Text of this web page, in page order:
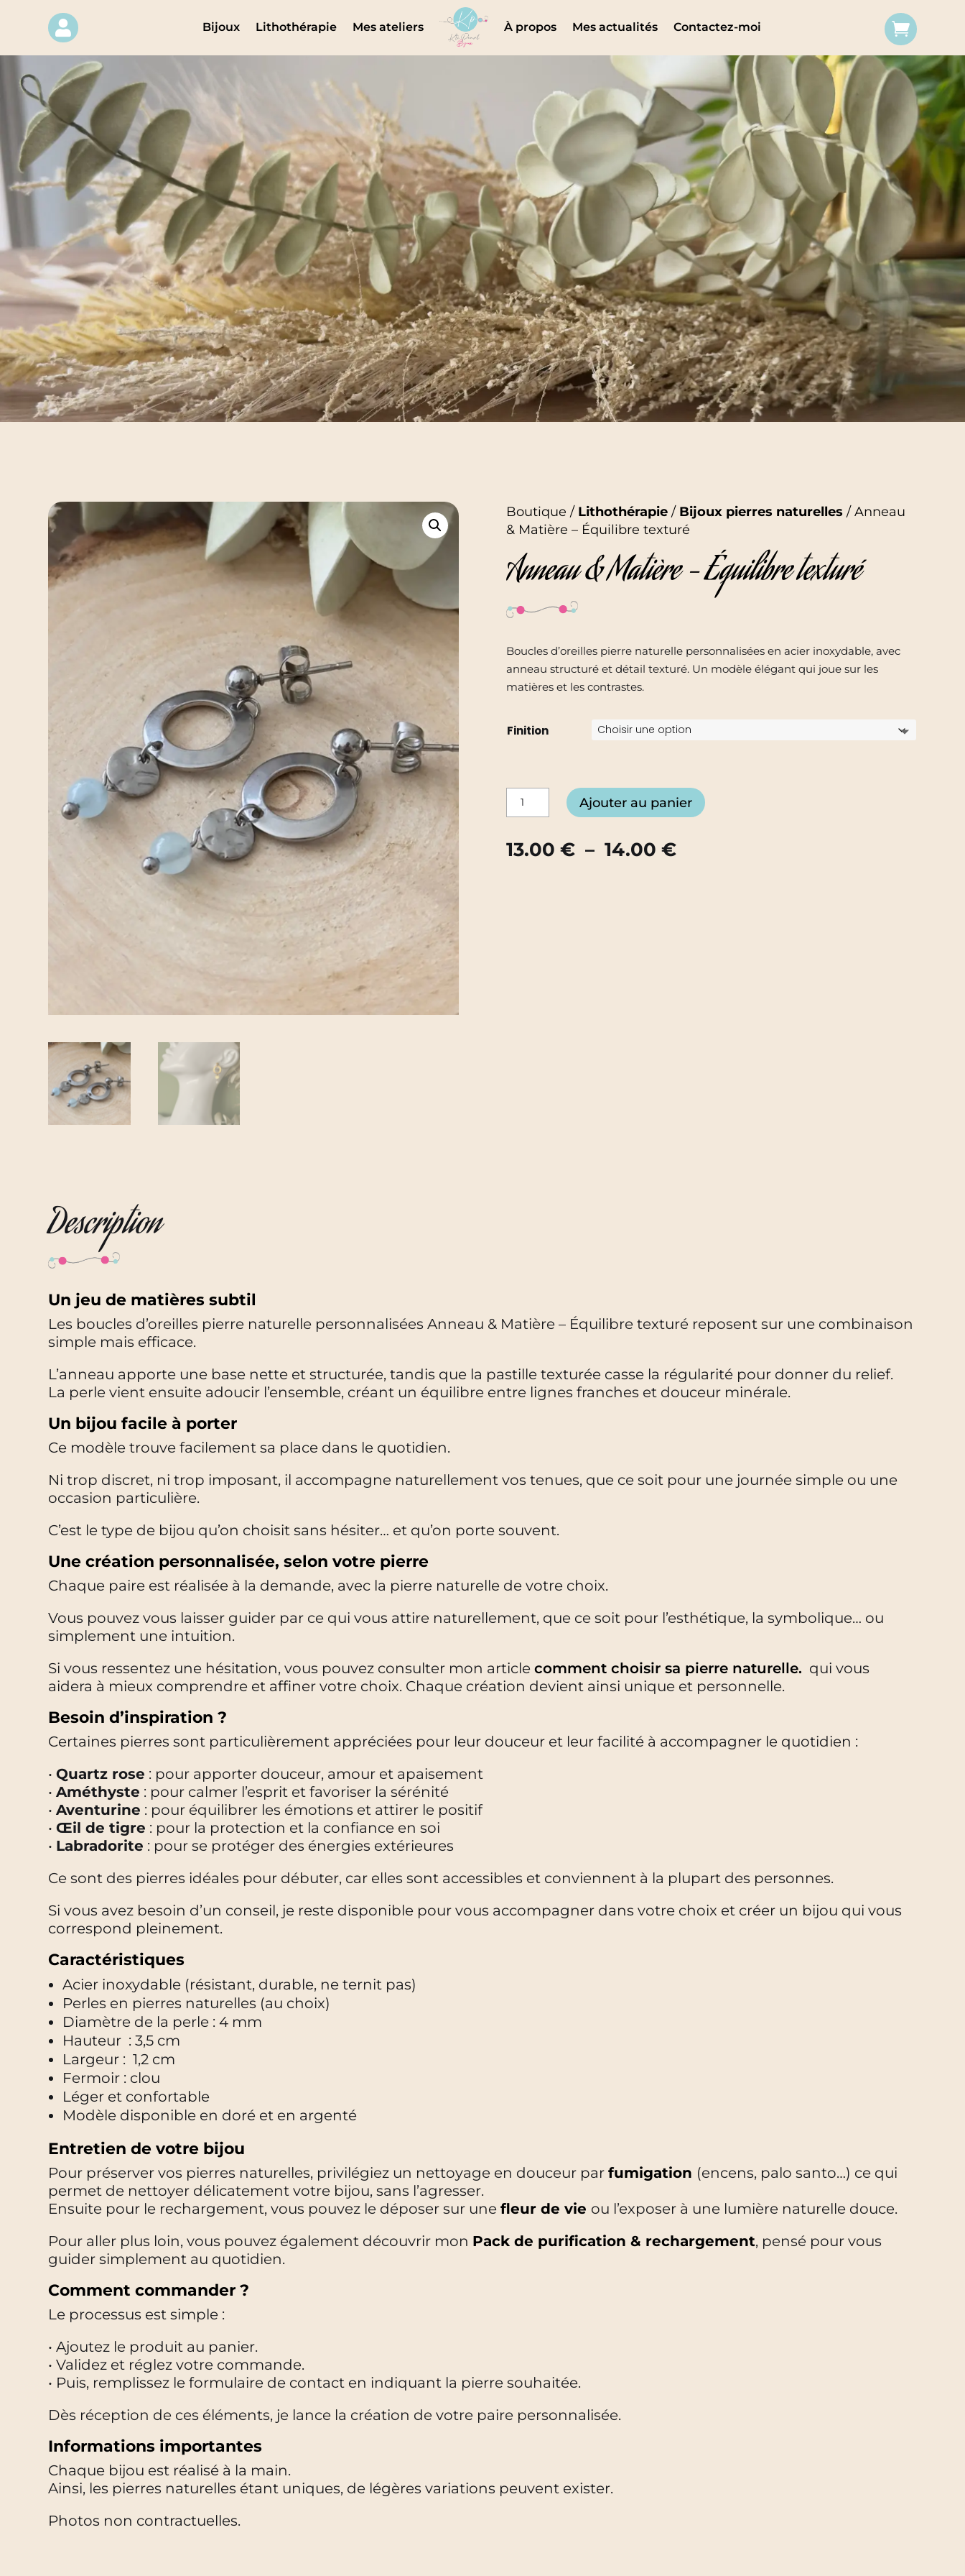
 Bijoux Lithothérapie Mes ateliers À propos Mes actualités Contactez-moi 
Boutique / Lithothérapie / Bijoux pierres naturelles / Anneau
& Matière – Équilibre texturé
Anneau & Matière – Équilibre texturé
Boucles d’oreilles pierre naturelle personnalisées en acier inoxydable, avec
anneau structuré et détail texturé. Un modèle élégant qui joue sur les
matières et les contrastes.
Finition
quantité
de
&
Ajouter au panier
13.00€ – 14.00€Plage
Description
Un jeu de matières subtil
Les boucles d’oreilles pierre naturelle personnalisées Anneau & Matière – Équilibre texturé reposent sur une combinaison
simple mais efficace.
L’anneau apporte une base nette et structurée, tandis que la pastille texturée casse la régularité pour donner du relief.
La perle vient ensuite adoucir l’ensemble, créant un équilibre entre lignes franches et douceur minérale.
Un bijou facile à porter
Ce modèle trouve facilement sa place dans le quotidien.
Ni trop discret, ni trop imposant, il accompagne naturellement vos tenues, que ce soit pour une journée simple ou une
occasion particulière.
C’est le type de bijou qu’on choisit sans hésiter… et qu’on porte souvent.
Une création personnalisée, selon votre pierre
Chaque paire est réalisée à la demande, avec la pierre naturelle de votre choix.
Vous pouvez vous laisser guider par ce qui vous attire naturellement, que ce soit pour l’esthétique, la symbolique… ou
simplement une intuition.
Si vous ressentez une hésitation, vous pouvez consulter mon articlecomment choisir sa pierre naturelle. qui vous
aidera à mieux comprendre et affiner votre choix. Chaque création devient ainsi unique et personnelle.
Besoin d’inspiration ?
Certaines pierres sont particulièrement appréciées pour leur douceur et leur facilité à accompagner le quotidien :
•Quartz rose : pour apporter douceur, amour et apaisement
•Améthyste : pour calmer l’esprit et favoriser la sérénité
•Aventurine : pour équilibrer les émotions et attirer le positif
•Œil de tigre : pour la protection et la confiance en soi
• Labradorite : pour se protéger des énergies extérieures
Ce sont des pierres idéales pour débuter, car elles sont accessibles et conviennent à la plupart des personnes.
Si vous avez besoin d’un conseil, je reste disponible pour vous accompagner dans votre choix et créer un bijou qui vous
correspond pleinement.
Caractéristiques
Acier inoxydable (résistant, durable, ne ternit pas)
Perles en pierres naturelles (au choix)
Diamètre de la perle : 4 mm
Hauteur : 3,5 cm
Largeur : 1,2 cm
Fermoir : clou
Léger et confortable
Modèle disponible en doré et en argenté
Entretien de votre bijou
Pour préserver vos pierres naturelles, privilégiez un nettoyage en douceur parfumigation (encens, palo santo…) ce qui
permet de nettoyer délicatement votre bijou, sans l’agresser.
Ensuite pour le rechargement, vous pouvez le déposer sur unefleur de vie ou l’exposer à une lumière naturelle douce.
Pour aller plus loin, vous pouvez également découvrir mon Pack de purification & rechargement, pensé pour vous
guider simplement au quotidien.
Comment commander ?
Le processus est simple :
• Ajoutez le produit au panier.
• Validez et réglez votre commande.
• Puis, remplissez le formulaire de contact en indiquant la pierre souhaitée.
Dès réception de ces éléments, je lance la création de votre paire personnalisée.
Informations importantes
Chaque bijou est réalisé à la main.
Ainsi, les pierres naturelles étant uniques, de légères variations peuvent exister.
Photos non contractuelles.